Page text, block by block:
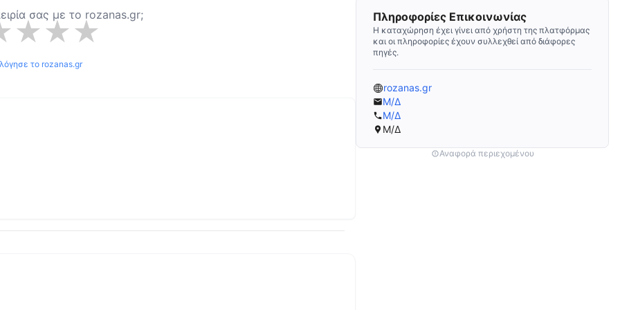
σας με το rozanas.gr;
★★★
το rozanas.gr
Πληροφορίες Επικοινωνίας
Η καταχώρηση έχει γίνει από χρήστη της πλατφόρμας
και οι πληροφορίες έχουν συλλεχθεί από διάφορες
πηγές.
rozanas.gr
Μ/Δ
Μ/Δ
Μ/Δ
Αναφορά περιεχομένου